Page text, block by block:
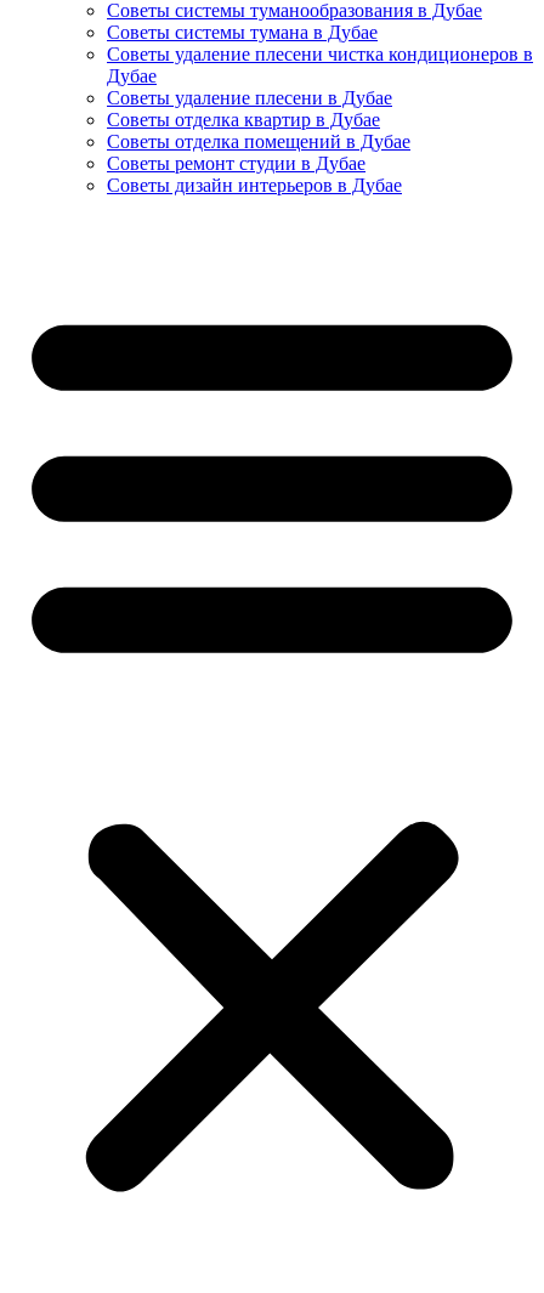
Советы системы туманообразования в Дубае
Советы системы тумана в Дубае
Советы удаление плесени чистка кондиционеров в
Дубае
Советы удаление плесени в Дубае
Советы отделка квартир в Дубае
Советы отделка помещений в Дубае
Советы ремонт студии в Дубае
Советы дизайн интерьеров в Дубае